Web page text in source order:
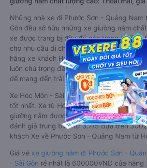
Những nhà xe đi Phước Sơn - Quảng Nam
Gòn đều sở hữu những xe giường nằm
xe được trang bị đầy đủ các trang thiết bị
cho nhu cầu di chuyển của hành khách.
hãng xe khách Hóc Môn - Sài Gòn Phước
luôn chú trọng đến chất lượng dịch vụ,
để mang đến trải nghiệm hoàn hảo cho
Xe Hóc Môn - Sài Gòn Phước Sơn - Quảng
tốt nhất: Xe từ Hóc Môn - Sài Gòn đi
giường nằm được đánh giá chung chất
đánh giá trung bình từ 3.7/5 dựa trên
khách Xe về Phước Sơn - Quảng Nam từ
Giá vé xe giường nằm đi Phước Sơn -
- Sài Gòn rẻ nhất là 600000VND của hãng